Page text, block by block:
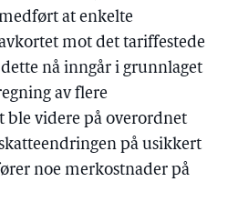
at enkelte
mot det tariffestede
nå inngår i grunnlaget
av flere
ble videre på overordnet
på usikkert
noe merkostnader på